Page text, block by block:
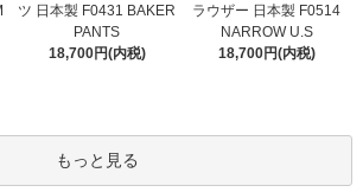
ツ 日本製 F0431 BAKER
PANTS
18,700円(内税)
ラウザー 日本製 F0514
NARROW U.S
18,700円(内税)
もっと見る